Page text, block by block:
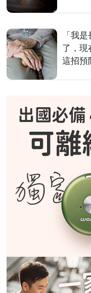
「我
了，現
這招預